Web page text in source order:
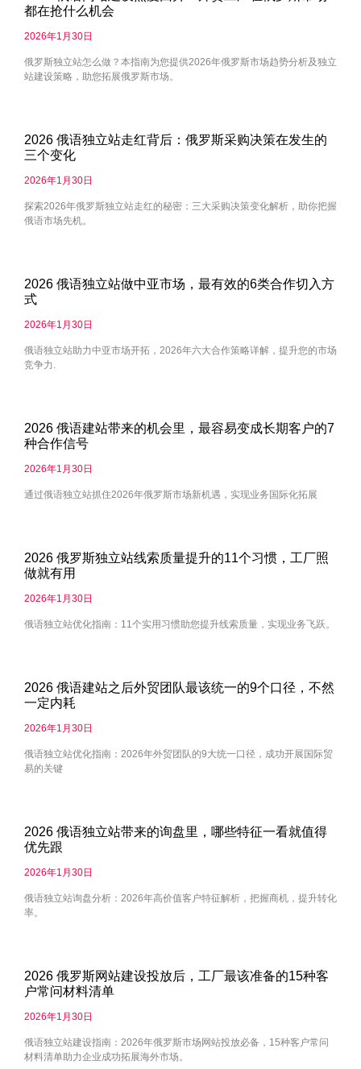
都在抢什么机会
2026年1月30日
俄罗斯独立站怎么做？本指南为您提供2026年俄罗斯市场趋势分析及独立
站建设策略，助您拓展俄罗斯市场。
2026 俄语独立站走红背后：俄罗斯采购决策在发生的
三个变化
2026年1月30日
探索2026年俄罗斯独立站走红的秘密：三大采购决策变化解析，助你把握
俄语市场先机。
2026 俄语独立站做中亚市场，最有效的6类合作切入方
式
2026年1月30日
俄语独立站助力中亚市场开拓，2026年六大合作策略详解，提升您的市场
竞争力.
2026 俄语建站带来的机会里，最容易变成长期客户的7
种合作信号
2026年1月30日
通过俄语独立站抓住2026年俄罗斯市场新机遇，实现业务国际化拓展
2026 俄罗斯独立站线索质量提升的11个习惯，工厂照
做就有用
2026年1月30日
俄语独立站优化指南：11个实用习惯助您提升线索质量，实现业务飞跃。
2026 俄语建站之后外贸团队最该统一的9个口径，不然
一定内耗
2026年1月30日
俄语独立站优化指南：2026年外贸团队的9大统一口径，成功开展国际贸
易的关键
2026 俄语独立站带来的询盘里，哪些特征一看就值得
优先跟
2026年1月30日
俄语独立站询盘分析：2026年高价值客户特征解析，把握商机，提升转化
率。
2026 俄罗斯网站建设投放后，工厂最该准备的15种客
户常问材料清单
2026年1月30日
俄语独立站建设指南：2026年俄罗斯市场网站投放必备，15种客户常问
材料清单助力企业成功拓展海外市场。